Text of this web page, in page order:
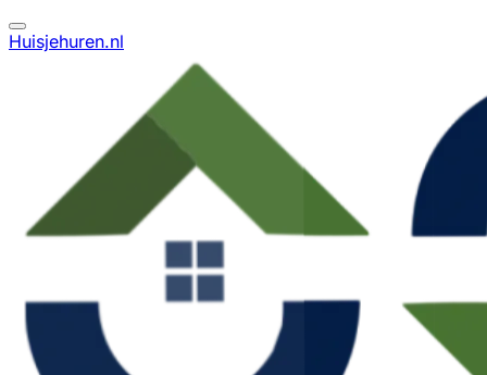
Huisjehuren.nl